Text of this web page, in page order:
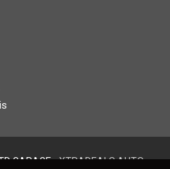
GARAGE- XTRADEALS AUTO